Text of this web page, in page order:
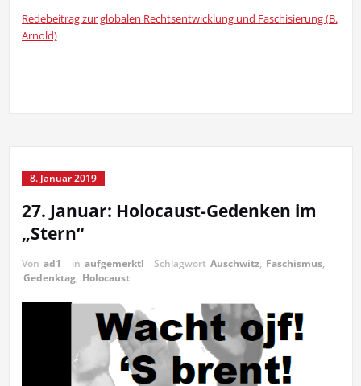
Redebeitrag zur globalen Rechtsentwicklung und Faschisierung (B.
Arnold)
8. Januar 2019
27. Januar: Holocaust-Gedenken im
„Stern“
Von ad1 in aufgemerkt! Schlagwort Auschwitz, Faschismus,
Gedenktag, Holocaust